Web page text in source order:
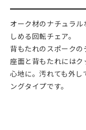
オーク材のナチュラ
しめる回転チェア。
背もたれのスポークの
座面と背もたれには
心地に。汚れても外し
ングタイプです。